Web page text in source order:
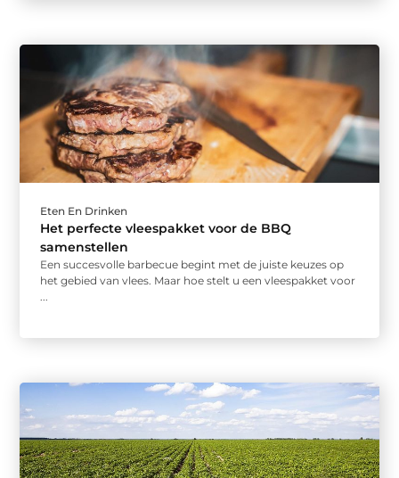
Eten En Drinken
Het perfecte vleespakket voor de BBQ
samenstellen
Een succesvolle barbecue begint met de juiste keuzes op
het gebied van vlees. Maar hoe stelt u een vleespakket voor